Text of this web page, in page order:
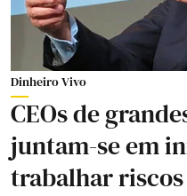
Dinheiro Vivo
CEOs de
juntam-se em
trabalhar riscos